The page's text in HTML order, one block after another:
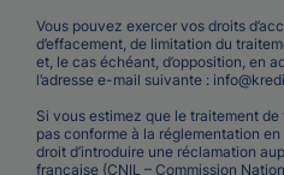
Vous pouvez exercer vos droits
d’effacement, de limitation du
et, le cas échéant, d’opposition, en
l’adresse e-mail suivante :
Si vous estimez que le traitement de
pas conforme à la réglementation
droit d’introduire une réclamation
française (CNIL – Commission